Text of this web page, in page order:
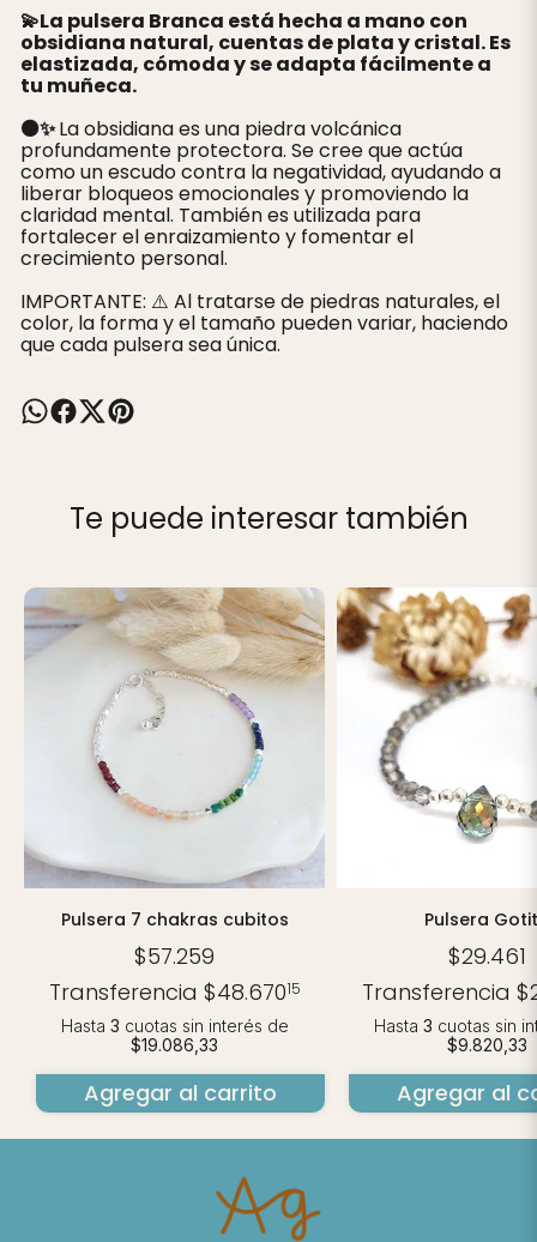
💫La pulsera Branca está hecha a mano con
obsidiana natural, cuentas de plata y cristal. Es
elastizada, cómoda y se adapta fácilmente a
tu muñeca.
⚫️✨La obsidiana es una piedra volcánica
profundamente protectora. Se cree que actúa
como un escudo contra la negatividad, ayudando a
liberar bloqueos emocionales y promoviendo la
claridad mental. También es utilizada para
fortalecer el enraizamiento y fomentar el
crecimiento personal.
IMPORTANTE: ⚠️ Al tratarse de piedras naturales, el
color, la forma y el tamaño pueden variar, haciendo
que cada pulsera sea única.
Te puede interesar también
Pulsera 7 chakras cubitos
$57.259
Transferencia $48.67015
Hasta 3 cuotas sin interés de
$19.086,33
Agregar al carrito
Pulsera
$29.461
Transferencia
Hasta 3 cuotas sin
$9.820,33
Agregar al